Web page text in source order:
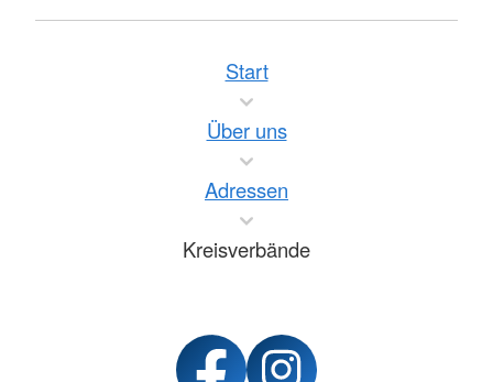
Start
Über uns
Adressen
Kreisverbände